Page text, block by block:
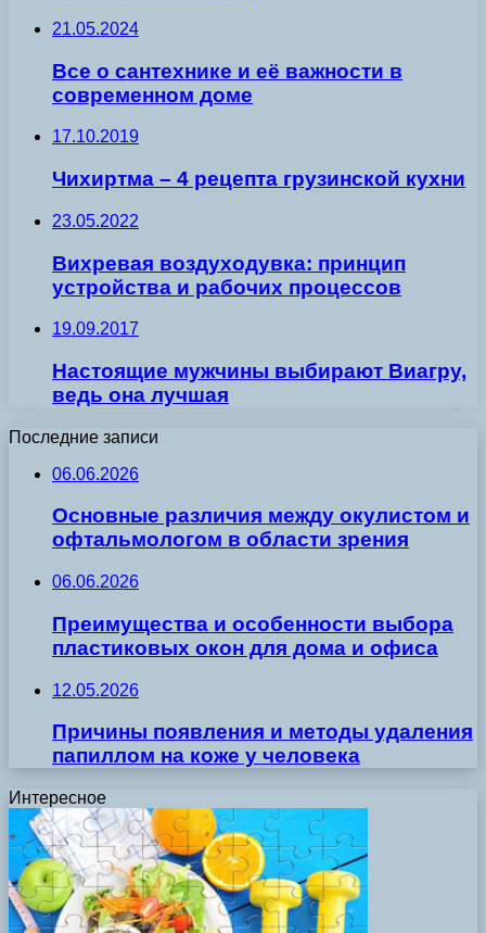
21.05.2024
Все о сантехнике и её важности в
современном доме
17.10.2019
Чихиртма – 4 рецепта грузинской кухни
23.05.2022
Вихревая воздуходувка: принцип
устройства и рабочих процессов
19.09.2017
Настоящие мужчины выбирают Виагру,
ведь она лучшая
Последние записи
06.06.2026
Основные различия между окулистом и
офтальмологом в области зрения
06.06.2026
Преимущества и особенности выбора
пластиковых окон для дома и офиса
12.05.2026
Причины появления и методы удаления
папиллом на коже у человека
Интересное